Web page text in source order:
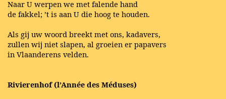
Naar U werpen we met falende hand
de fakkel; ’t is aan U die hoog te houden.
Als gij uw woord breekt met ons, kadavers,
zullen wij niet slapen, al groeien er papavers
in Vlaanderens velden.
Rivierenhof (l’Année des Méduses)